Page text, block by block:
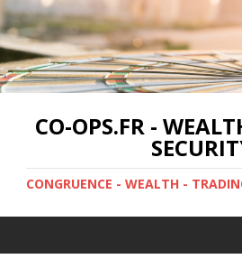
CO-OPS.FR -
CONGRUENCE - WEALTH -